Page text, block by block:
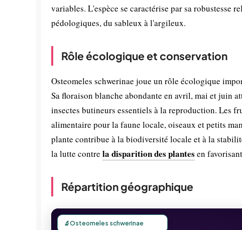
variables. L'espèce se caractérise par sa robustesse
pédologiques, du sableux à l'argileux.
Rôle écologique et conservation
Osteomeles schwerinae joue un rôle écologique
Sa floraison blanche abondante en avril, mai et juin
insectes butineurs essentiels à la reproduction. Les
alimentaire pour la faune locale, oiseaux et petits
plante contribue à la biodiversité locale et à la
la lutte contre la disparition des plantes en
Répartition géographique